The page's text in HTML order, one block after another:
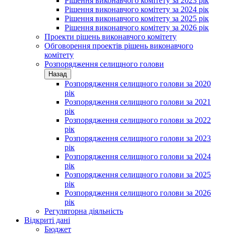
Рішення виконавчого комітету за 2024 рік
Рішення виконавчого комітету за 2025 рік
Рішення виконавчого комітету за 2026 рік
Проекти рішень виконавчого комітету
Обговорення проектів рішень виконавчого
комітету
Розпорядження селищного голови
Назад
Розпорядження селищного голови за 2020
рік
Розпорядження селищного голови за 2021
рік
Розпорядження селищного голови за 2022
рік
Розпорядження селищного голови за 2023
рік
Розпорядження селищного голови за 2024
рік
Розпорядження селищного голови за 2025
рік
Розпорядження селищного голови за 2026
рік
Регуляторна діяльність
Відкриті дані
Бюджет